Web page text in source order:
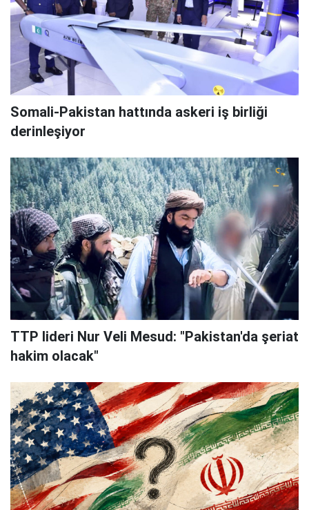
Somali-Pakistan hattında askeri iş birliği
derinleşiyor
TTP lideri Nur Veli Mesud: "Pakistan'da şeriat
hakim olacak"